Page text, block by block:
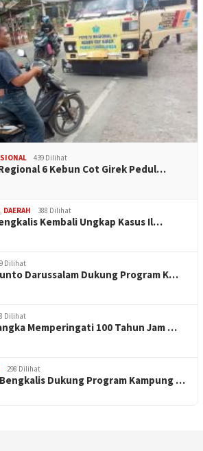
439 Dilihat
Regional 6 Kebun Cot Girek Pedul…
DAERAH 388 Dilihat
Kembali Ungkap Kasus Il…
Dilihat
Darussalam Dukung Program K…
Dilihat
Memperingati 100 Tahun Jam …
298 Dilihat
Dukung Program Kampung …